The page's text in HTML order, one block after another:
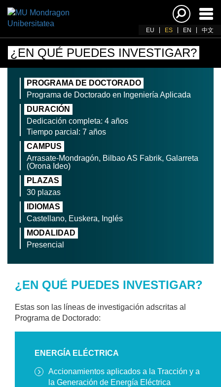
EU ES EN 中文
¿EN QUÉ PUEDES INVESTIGAR?
PROGRAMA DE DOCTORADO
Programa de Doctorado en Ingeniería Aplicada
DURACIÓN
Dedicación completa: 4 años
Tiempo parcial: 7 años
CAMPUS
Arrasate-Mondragón, Bilbao AS Fabrik, Galarreta
(Orona Ideo)
PLAZAS
30 plazas
IDIOMAS
Castellano, Euskera, Inglés
MODALIDAD
Presencial
¿EN QUÉ PUEDES INVESTIGAR?
Estas son las líneas de investigación adscritas al
Programa de Doctorado:
ENERGÍA ELÉCTRICA
Accionamientos aplicados a la Tracción y a
la Generación de Energía Eléctrica